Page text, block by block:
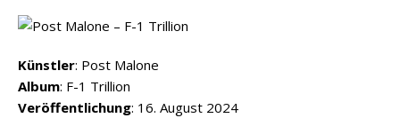
Künstler: Post Malone
Album: F-1 Trillion
Veröffentlichung: 16. August 2024